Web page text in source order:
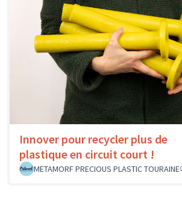
Innover pour recycler plus de
plastique en circuit court !
METAMORF PRECIOUS PLASTIC TOURAINE